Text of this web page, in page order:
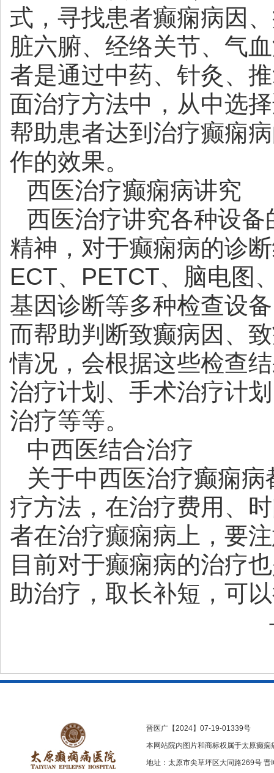
式，寻找患者癫痫病因
脏六腑、经络关节、气
者是通过中药、针灸、
面治疗方法中，从中选
帮助患者达到治疗癫痫
作的效果。
西医治疗癫痫病讲究
西医治疗讲究各种设
精神，对于癫痫病的诊
ECT、PETCT、脑电图
基因诊断等多种检查设
而帮助判断致癫病因、
情况，会根据这些检查
治疗计划、手术治疗计
治疗等等。
中西医结合治疗
关于中西医治疗癫痫
疗方法，在治疗费用、
者在治疗癫痫病上，要
目前对于癫痫病的治疗
助治疗，取长补短，可
晋医广【2024】07-19-01339号
本网站院内图片和商标权属于太原癫
地址：太原市尖草坪区大同路269号 晋